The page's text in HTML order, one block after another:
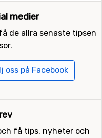
medier
de allra senaste tipsen
oss på Facebook
få tips, nyheter och